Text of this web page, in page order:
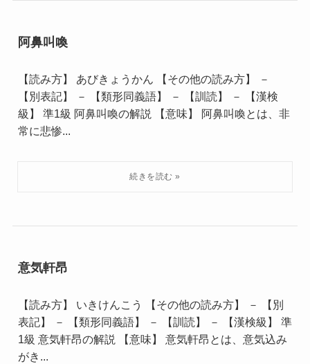
阿鼻叫喚
【読み方】 あびきょうかん 【その他の読み方】 －
【別表記】 － 【類形同義語】 － 【訓読】 － 【漢検
級】 準1級 阿鼻叫喚の解説 【意味】 阿鼻叫喚とは、非
常に悲惨...
意気軒昂
【読み方】 いきけんこう 【その他の読み方】 － 【別
表記】 － 【類形同義語】 － 【訓読】 － 【漢検級】 準
1級 意気軒昂の解説 【意味】 意気軒昂とは、意気込み
がき...